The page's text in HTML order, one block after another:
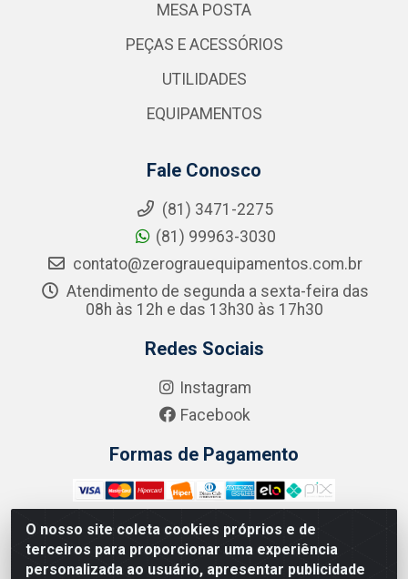
O nosso site coleta cookies próprios e de
terceiros para proporcionar uma experiência
personalizada ao usuário, apresentar publicidade
MESA POSTA
PEÇAS E ACESSÓRIOS
UTILIDADES
EQUIPAMENTOS
Fale Conosco
(81) 3471-2275
(81) 99963-3030
contato@zerograuequipamentos.com.br
Atendimento de segunda a sexta-feira das
08h às 12h e das 13h30 às 17h30
Redes Sociais
Instagram
Facebook
Formas de Pagamento
Zero Grau - Rua Jean Emile Favre, 746 - Ipsep,